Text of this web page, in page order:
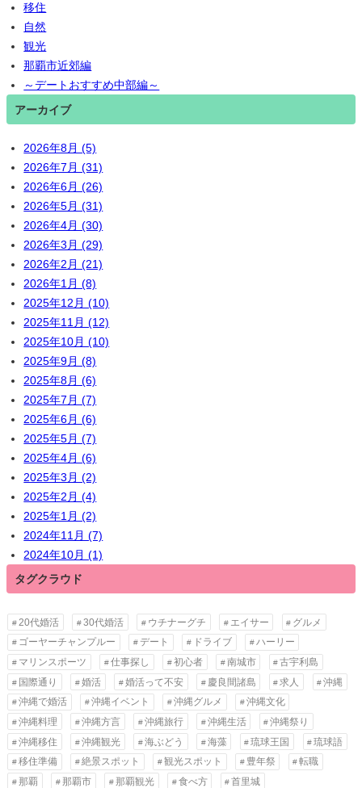
移住
自然
観光
那覇市近郊編
～デートおすすめ中部編～
アーカイブ
2026年8月 (5)
2026年7月 (31)
2026年6月 (26)
2026年5月 (31)
2026年4月 (30)
2026年3月 (29)
2026年2月 (21)
2026年1月 (8)
2025年12月 (10)
2025年11月 (12)
2025年10月 (10)
2025年9月 (8)
2025年8月 (6)
2025年7月 (7)
2025年6月 (6)
2025年5月 (7)
2025年4月 (6)
2025年3月 (2)
2025年2月 (4)
2025年1月 (2)
2024年11月 (7)
2024年10月 (1)
タグクラウド
20代婚活 30代婚活 ウチナーグチ エイサー
グルメ
ゴーヤーチャンプルー
デート ドライブ
ハーリー
マリンスポーツ
仕事探し 初心者 南城市
古宇利島
国際通り
婚活 婚活って不安 慶良間諸島 求人
沖縄
沖縄で婚活
沖縄イベント 沖縄グルメ
沖縄文化
沖縄料理
沖縄方言 沖縄旅行 沖縄生活
沖縄祭り
沖縄移住
沖縄観光 海ぶどう 海藻 琉球王国
琉球語
移住準備
絶景スポット 観光スポット 豊年祭
転職
那覇
那覇市 那覇観光 食べ方 首里城